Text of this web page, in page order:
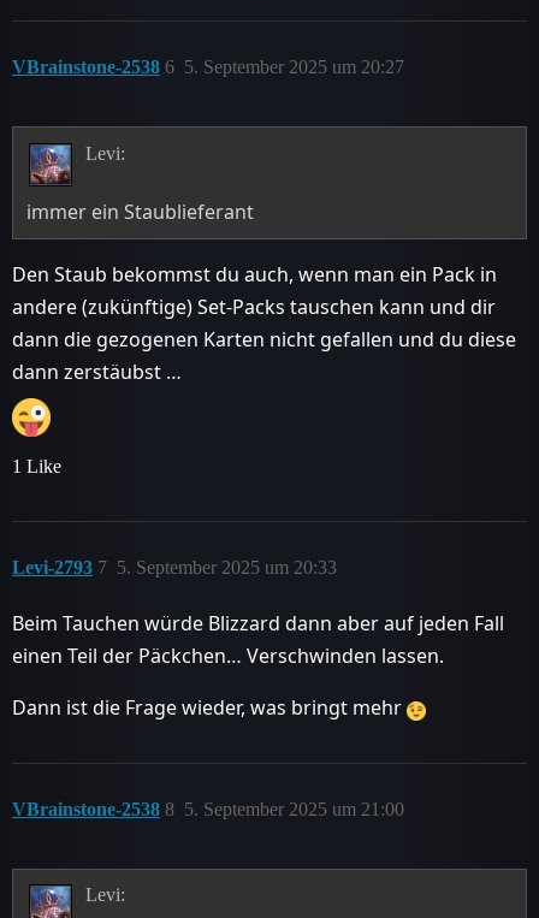
VBrainstone-2538 5. September 2025 um 20:27
6
Levi:
immer ein Staublieferant
Den Staub bekommst du auch, wenn man ein Pack in
andere (zukünftige) Set-Packs tauschen kann und dir
dann die gezogenen Karten nicht gefallen und du diese
dann zerstäubst …
1 Like
Levi-2793 5. September 2025 um 20:33
7
Beim Tauchen würde Blizzard dann aber auf jeden Fall
einen Teil der Päckchen… Verschwinden lassen.
Dann ist die Frage wieder, was bringt mehr
VBrainstone-2538 5. September 2025 um 21:00
8
Levi: